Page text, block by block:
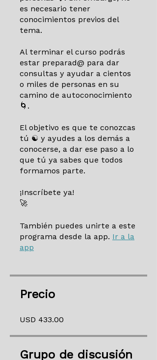
es necesario tener
conocimientos previos del
tema.
Al terminar el curso podrás
estar preparad@ para dar
consultas y ayudar a cientos
o miles de personas en su
camino de autoconocimiento
🌀.
El objetivo es que te conozcas
tú ☯️ y ayudes a los demás a
conocerse, a dar ese paso a lo
que tú ya sabes que todos
formamos parte.
¡Inscríbete ya!
🚀
También puedes unirte a este
programa desde la app. Ir a la
app
Precio
USD 433.00
Grupo de discusión